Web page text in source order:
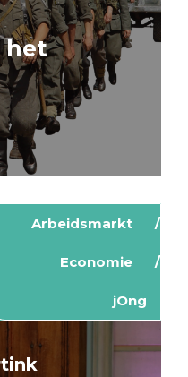
het
Arbeidsmarkt
Economie
jOng